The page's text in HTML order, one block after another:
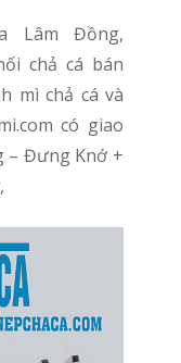
chả cá bán
mì chả cá và
có giao
– Đưng Knớ +